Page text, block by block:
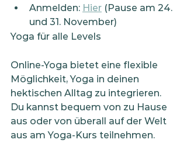
Anmelden: Hier (Pause am 24.
und 31. November)
Yoga für alle Levels
Online-Yoga bietet eine flexible
Möglichkeit, Yoga in deinen
hektischen Alltag zu integrieren.
Du kannst bequem von zu Hause
aus oder von überall auf der Welt
aus am Yoga-Kurs teilnehmen.